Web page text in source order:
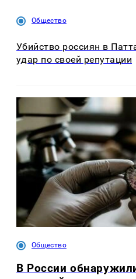
Общество
Убийство россиян в
удар по своей репутации
Общество
В России